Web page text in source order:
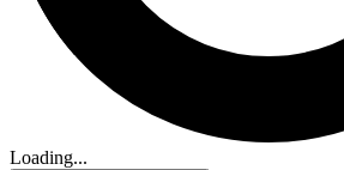
Loading...